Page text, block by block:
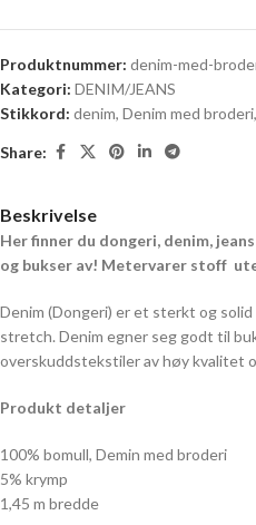
Produktnummer: denim-med-
Kategori: DENIM/JEANS
Stikkord: denim, Denim med broderi,
Share:
Beskrivelse
Her finner du dongeri, denim,
og bukser av! Metervarer stoff
Denim (Dongeri) er et sterkt og solid
stretch. Denim egner seg godt til
overskuddstekstiler av høy kvalitet
Produkt detaljer
100% bomull, Demin med broderi
5% krymp
1,45 m bredde